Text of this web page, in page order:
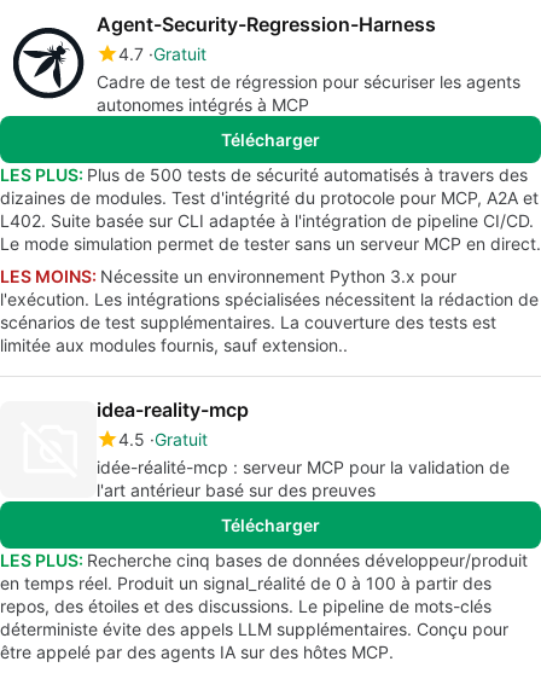
Agent-Security-Regression-Harness
4.7 Gratuit
Cadre de test de régression pour sécuriser les agents
autonomes intégrés à MCP
Télécharger
LES PLUS: Plus de 500 tests de sécurité automatisés à travers des
dizaines de modules. Test d'intégrité du protocole pour MCP, A2A et
L402. Suite basée sur CLI adaptée à l'intégration de pipeline CI/CD.
Le mode simulation permet de tester sans un serveur MCP en direct.
LES MOINS: Nécessite un environnement Python 3.x pour
l'exécution. Les intégrations spécialisées nécessitent la rédaction de
scénarios de test supplémentaires. La couverture des tests est
limitée aux modules fournis, sauf extension..
idea-reality-mcp
4.5 Gratuit
idée-réalité-mcp : serveur MCP pour la validation de
l'art antérieur basé sur des preuves
Télécharger
LES PLUS: Recherche cinq bases de données développeur/produit
en temps réel. Produit un signal_réalité de 0 à 100 à partir des
repos, des étoiles et des discussions. Le pipeline de mots-clés
déterministe évite des appels LLM supplémentaires. Conçu pour
être appelé par des agents IA sur des hôtes MCP.